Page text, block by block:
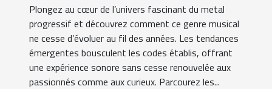
Plongez au cœur de l’univers fascinant du metal
progressif et découvrez comment ce genre musical
ne cesse d’évoluer au fil des années. Les tendances
émergentes bousculent les codes établis, offrant
une expérience sonore sans cesse renouvelée aux
passionnés comme aux curieux. Parcourez les...